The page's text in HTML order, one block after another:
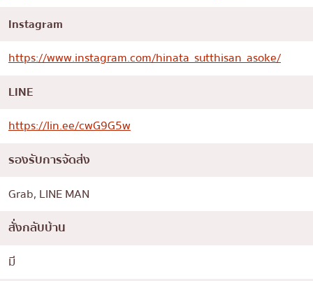
Instagram
https://www.instagram.com/hinata_sutthisan_asoke/
LINE
https://lin.ee/cwG9G5w
รองรับการจัดส่ง
Grab, LINE MAN
สั่งกลับบ้าน
มี